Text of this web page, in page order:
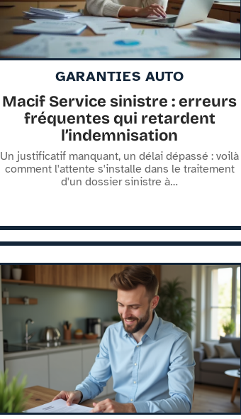
GARANTIES AUTO
Macif Service sinistre : erreurs
fréquentes qui retardent
l’indemnisation
Un justificatif manquant, un délai dépassé : voilà
comment l'attente s'installe dans le traitement
d'un dossier sinistre à…